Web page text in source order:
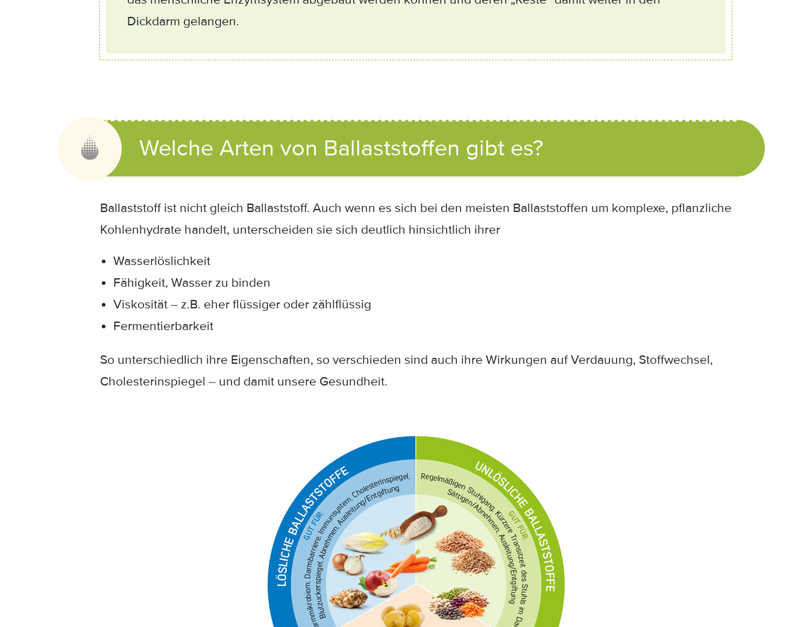
Dickdarm gelangen.
Welche Arten von Ballaststoffen gibt es?
Ballaststoff ist nicht gleich Ballaststoff. Auch wenn es sich bei den meisten Ballaststoffen um komplexe, pflanzliche
Kohlenhydrate handelt, unterscheiden sie sich deutlich hinsichtlich ihrer
Wasserlöslichkeit
Fähigkeit, Wasser zu binden
Viskosität – z.B. eher flüssiger oder zählflüssig
Fermentierbarkeit
So unterschiedlich ihre Eigenschaften, so verschieden sind auch ihre Wirkungen auf Verdauung, Stoffwechsel,
Cholesterinspiegel – und damit unsere Gesundheit.